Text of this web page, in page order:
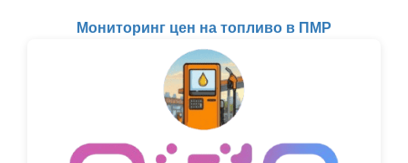
Мониторинг цен на топливо в ПМР